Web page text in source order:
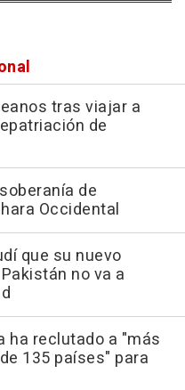
tras viajar a
de
de
Occidental
que su nuevo
no va a
ha reclutado a "más
135 países" para